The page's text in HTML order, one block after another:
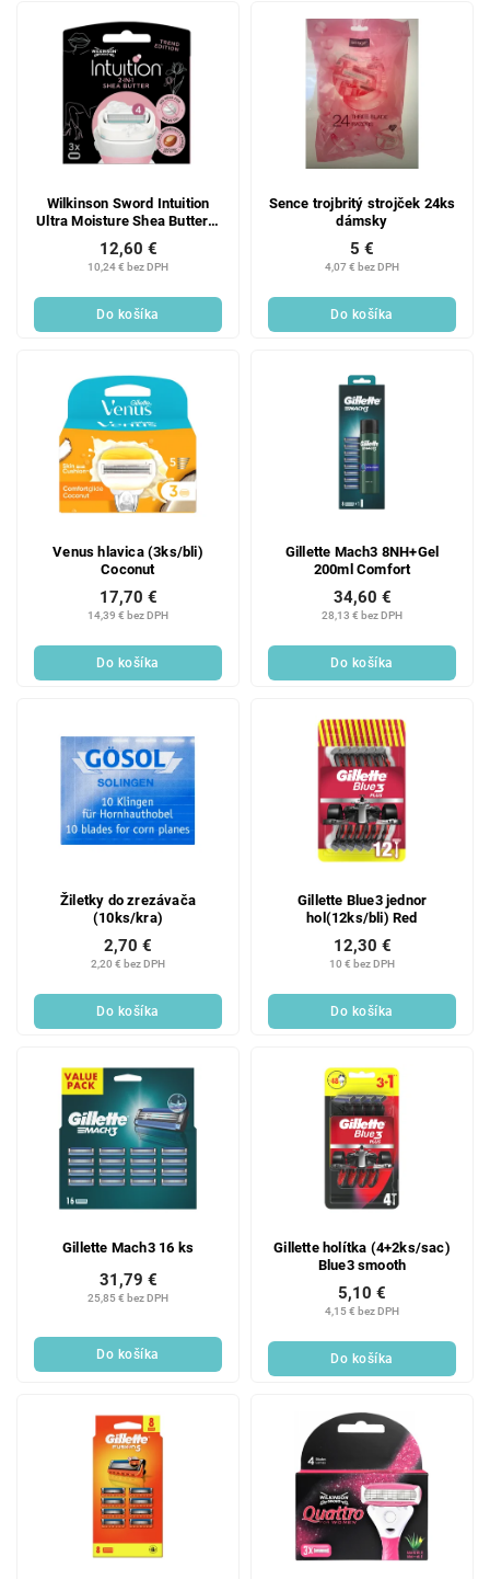
Wilkinson Sword Intuition
Ultra Moisture Shea Butter 3
10,24 € bez DPH
12,60 €
Do košíka
Sence trojbritý strojček 24ks
dámsky
4,07 € bez DPH
5 €
Do košíka
Venus hlavica (3ks/bli)
Coconut
14,39 € bez DPH
17,70 €
Do košíka
Gillette Mach3 8NH+Gel
200ml Comfort
28,13 € bez DPH
34,60 €
Do košíka
Žiletky do zrezávača
(10ks/kra)
2,20 € bez DPH
2,70 €
Do košíka
Gillette Blue3 jednor
hol(12ks/bli) Red
10 € bez DPH
12,30 €
Do košíka
Gillette Mach3 16 ks
25,85 € bez DPH
31,79 €
Do košíka
Gillette holítka (4+2ks/sac)
Blue3 smooth
4,15 € bez DPH
5,10 €
Do košíka